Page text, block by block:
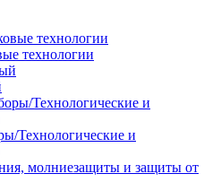
технологии
Технологические и